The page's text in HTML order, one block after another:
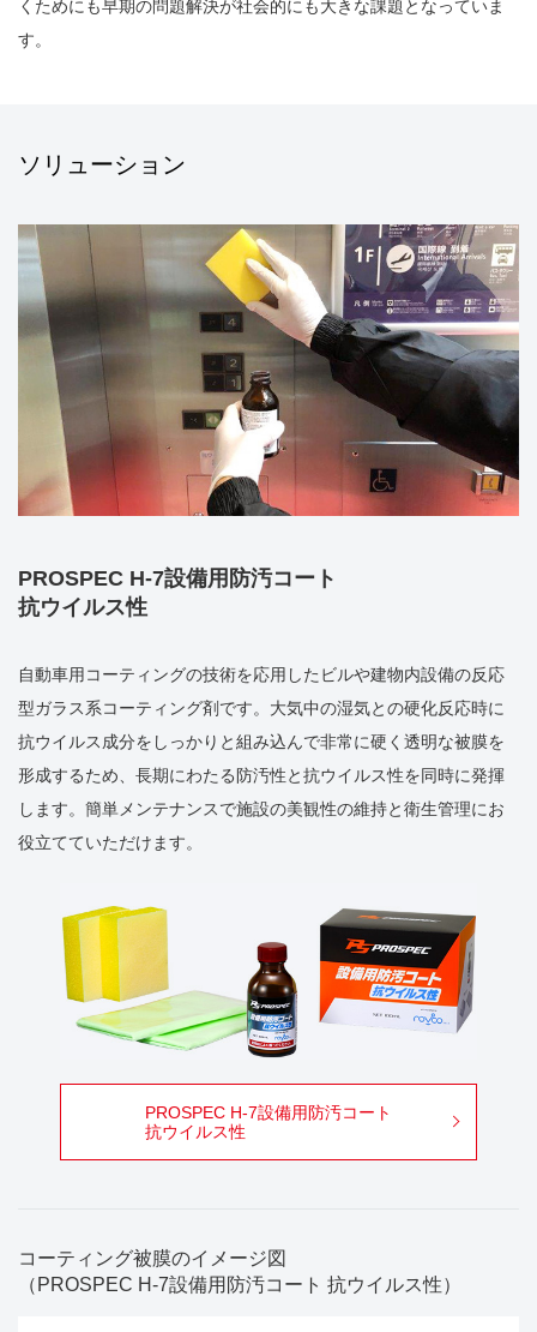
くためにも早期の問題解決が社会的にも大きな課題となっていま
す。
ソリューション
PROSPEC H-7設備用防汚コート
抗ウイルス性
自動車用コーティングの技術を応用したビルや建物内設備の反応
型ガラス系コーティング剤です。大気中の湿気との硬化反応時に
抗ウイルス成分をしっかりと組み込んで非常に硬く透明な被膜を
形成するため、長期にわたる防汚性と抗ウイルス性を同時に発揮
します。簡単メンテナンスで施設の美観性の維持と衛生管理にお
役立てていただけます。
PROSPEC H-7設備用防汚コート
抗ウイルス性
コーティング被膜のイメージ図
（PROSPEC H-7設備用防汚コート 抗ウイルス性）